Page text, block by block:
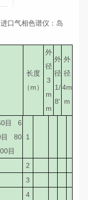
进口气相色谱仪：岛
长度
（m）
外
径
3
m
m
外
径
1/
8'
外
径
4m
m
目 6
目 80
目
1
2
3
4